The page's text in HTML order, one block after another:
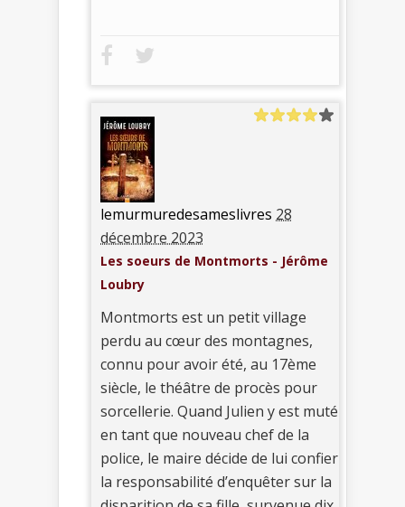
lemurmuredesameslivres 28
décembre 2023
Les soeurs de Montmorts - Jérôme
Loubry
Montmorts est un petit village
perdu au cœur des montagnes,
connu pour avoir été, au 17ème
siècle, le théâtre de procès pour
sorcellerie. Quand Julien y est muté
en tant que nouveau chef de la
police, le maire décide de lui confier
la responsabilité d’enquêter sur la